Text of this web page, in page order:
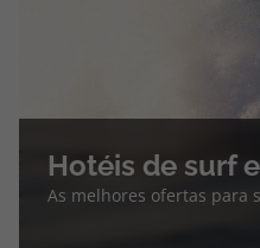
Hotéis de surf
As melhores ofertas para